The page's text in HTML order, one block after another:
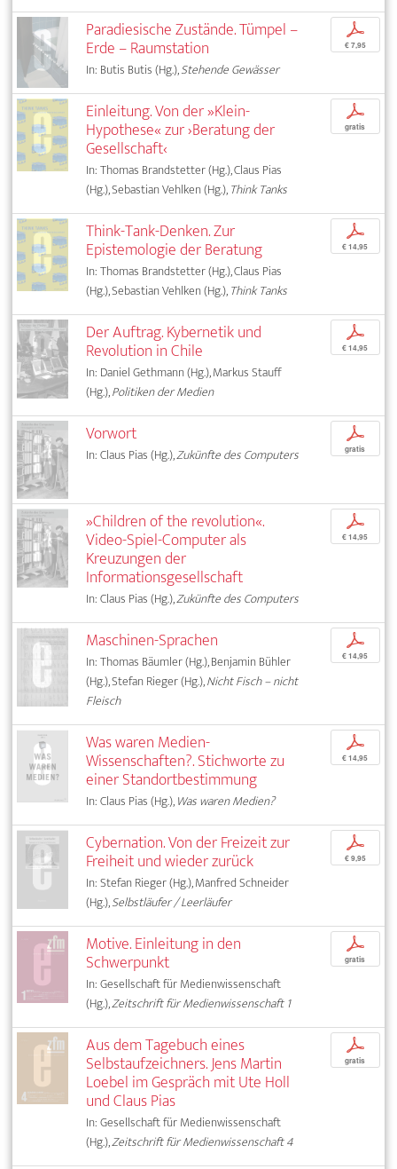
Paradiesische Zustände. Tümpel –
Erde – Raumstation
In: Butis Butis (Hg.),Stehende Gewässer
p
€ 7,95
Einleitung. Von der »Klein-
Hypothese« zur ›Beratung der
Gesellschaft‹
In: Thomas Brandstetter (Hg.), Claus Pias
(Hg.), Sebastian Vehlken (Hg.),Think Tanks
p
gratis
Think-Tank-Denken. Zur
Epistemologie der Beratung
In: Thomas Brandstetter (Hg.), Claus Pias
(Hg.), Sebastian Vehlken (Hg.),Think Tanks
p
€ 14,95
Der Auftrag. Kybernetik und
Revolution in Chile
In: Daniel Gethmann (Hg.), Markus Stauff
(Hg.),Politiken der Medien
p
€ 14,95
Vorwort
In: Claus Pias (Hg.),Zukünfte des Computers
p
gratis
»Children of the revolution«.
Video-Spiel-Computer als
Kreuzungen der
Informationsgesellschaft
In: Claus Pias (Hg.),Zukünfte des Computers
p
€ 14,95
Maschinen-Sprachen
In: Thomas Bäumler (Hg.), Benjamin Bühler
(Hg.), Stefan Rieger (Hg.),Nicht Fisch – nicht
Fleisch
p
€ 14,95
Was waren Medien-
Wissenschaften?. Stichworte zu
einer Standortbestimmung
In: Claus Pias (Hg.),Was waren Medien?
p
€ 14,95
Cybernation. Von der Freizeit zur
Freiheit und wieder zurück
In: Stefan Rieger (Hg.), Manfred Schneider
(Hg.),Selbstläufer / Leerläufer
p
€ 9,95
Motive. Einleitung in den
Schwerpunkt
In: Gesellschaft für Medienwissenschaft
(Hg.),Zeitschrift für Medienwissenschaft 1
p
gratis
Aus dem Tagebuch eines
Selbstaufzeichners. Jens Martin
Loebel im Gespräch mit Ute Holl
und Claus Pias
In: Gesellschaft für Medienwissenschaft
(Hg.),Zeitschrift für Medienwissenschaft 4
p
gratis